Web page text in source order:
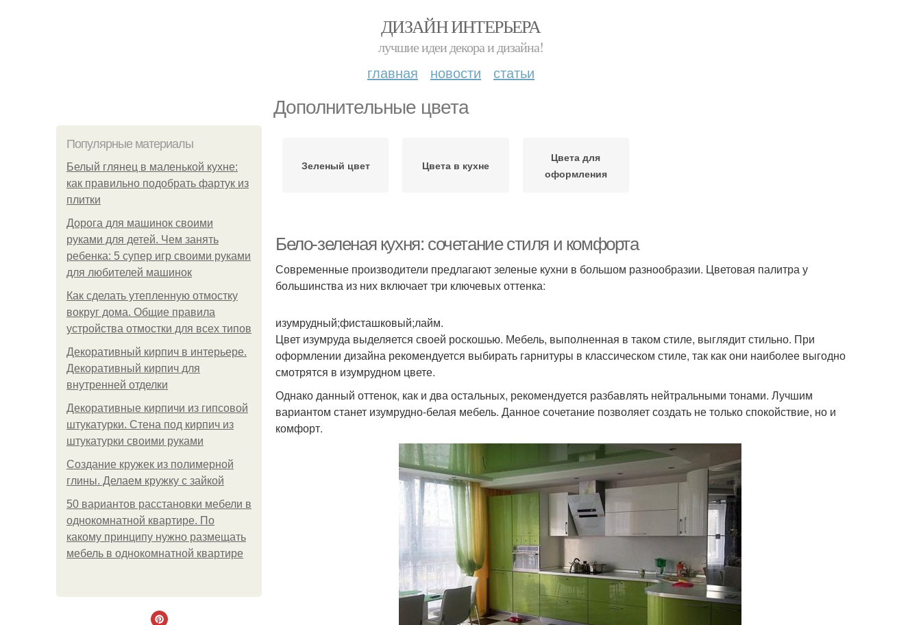
ДИЗАЙН ИНТЕРЬЕРА
лучшие идеи декора и дизайна!
главная новости статьи
Дополнительные цвета
Популярные материалы
Белый глянец в маленькой кухне:
как правильно подобрать фартук из
плитки
Дорога для машинок своими
руками для детей. Чем занять
ребенка: 5 супер игр своими руками
для любителей машинок
Как сделать утепленную отмостку
вокруг дома. Общие правила
устройства отмостки для всех типов
Декоративный кирпич в интерьере.
Декоративный кирпич для
внутренней отделки
Декоративные кирпичи из гипсовой
штукатурки. Стена под кирпич из
штукатурки своими руками
Создание кружек из полимерной
глины. Делаем кружку с зайкой
50 вариантов расстановки мебели в
однокомнатной квартире. По
какому принципу нужно размещать
мебель в однокомнатной квартире
Зеленый цвет Цвета в кухне
Цвета для
оформления
Бело-зеленая кухня: сочетание стиля и комфорта
Современные производители предлагают зеленые кухни в большом разнообразии. Цветовая палитра у
большинства из них включает три ключевых оттенка:
изумрудный;фисташковый;лайм.
Цвет изумруда выделяется своей роскошью. Мебель, выполненная в таком стиле, выглядит стильно. При
оформлении дизайна рекомендуется выбирать гарнитуры в классическом стиле, так как они наиболее выгодно
смотрятся в изумрудном цвете.
Однако данный оттенок, как и два остальных, рекомендуется разбавлять нейтральными тонами. Лучшим
вариантом станет изумрудно-белая мебель. Данное сочетание позволяет создать не только спокойствие, но и
комфорт.